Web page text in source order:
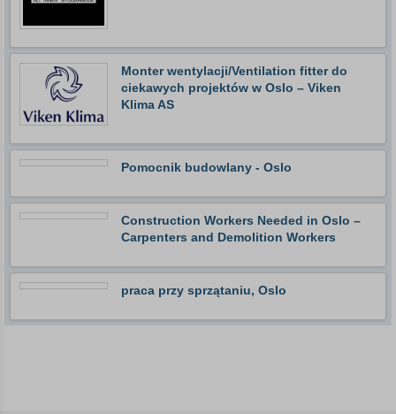
Monter wentylacji/Ventilation fitter do
ciekawych projektów w Oslo – Viken
Klima AS
Pomocnik budowlany - Oslo
Construction Workers Needed in Oslo –
Carpenters and Demolition Workers
praca przy sprzątaniu, Oslo